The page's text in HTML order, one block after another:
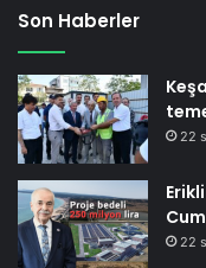
Son Haberler
22
22